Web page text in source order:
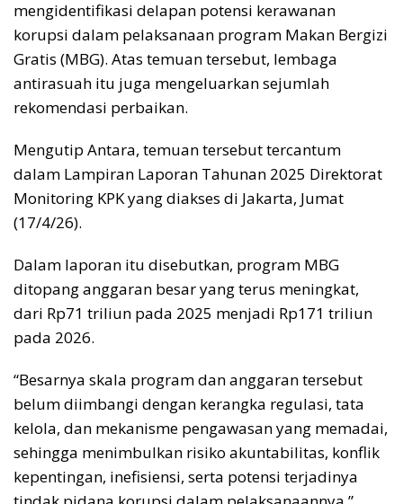
mengidentifikasi delapan potensi kerawanan
korupsi dalam pelaksanaan program Makan Bergizi
Gratis (MBG). Atas temuan tersebut, lembaga
antirasuah itu juga mengeluarkan sejumlah
rekomendasi perbaikan.
Mengutip Antara, temuan tersebut tercantum
dalam Lampiran Laporan Tahunan 2025 Direktorat
Monitoring KPK yang diakses di Jakarta, Jumat
(17/4/26).
Dalam laporan itu disebutkan, program MBG
ditopang anggaran besar yang terus meningkat,
dari Rp71 triliun pada 2025 menjadi Rp171 triliun
pada 2026.
“Besarnya skala program dan anggaran tersebut
belum diimbangi dengan kerangka regulasi, tata
kelola, dan mekanisme pengawasan yang memadai,
sehingga menimbulkan risiko akuntabilitas, konflik
kepentingan, inefisiensi, serta potensi terjadinya